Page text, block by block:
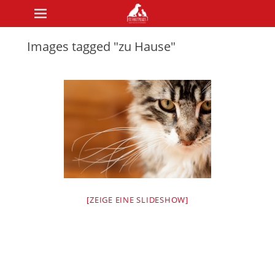
Skip
Primary Menu
Images tagged "zu Hause"
[ZEIGE EINE SLIDESHOW]